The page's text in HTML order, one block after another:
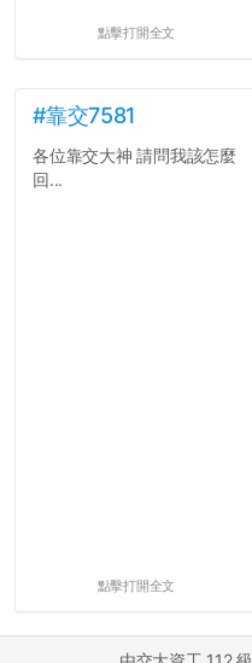
點擊打開全文
#靠交7581
各位靠交大神 請問我該怎麼
回...
點擊打開全文